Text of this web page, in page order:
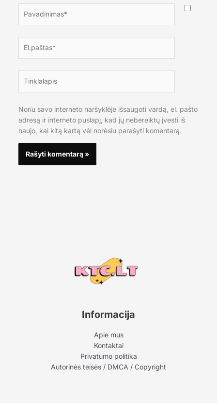
Noriu savo interneto naršyklėje išsaugoti vardą, el. pašto
adresą ir interneto puslapį, kad jų nebereiktų įvesti iš
naujo, kai kitą kartą vėl norėsiu parašyti komentarą.
Informacija
Apie mus
Kontaktai
Privatumo politika
Autorinės teisės / DMCA / Copyright